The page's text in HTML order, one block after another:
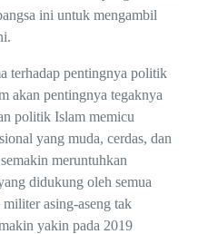
ini untuk mengambil
terhadap pentingnya politik
akan pentingnya tegaknya
politik Islam memicu
yang muda, cerdas, dan
meruntuhkan
didukung oleh semua
asing-aseng tak
yakin pada 2019